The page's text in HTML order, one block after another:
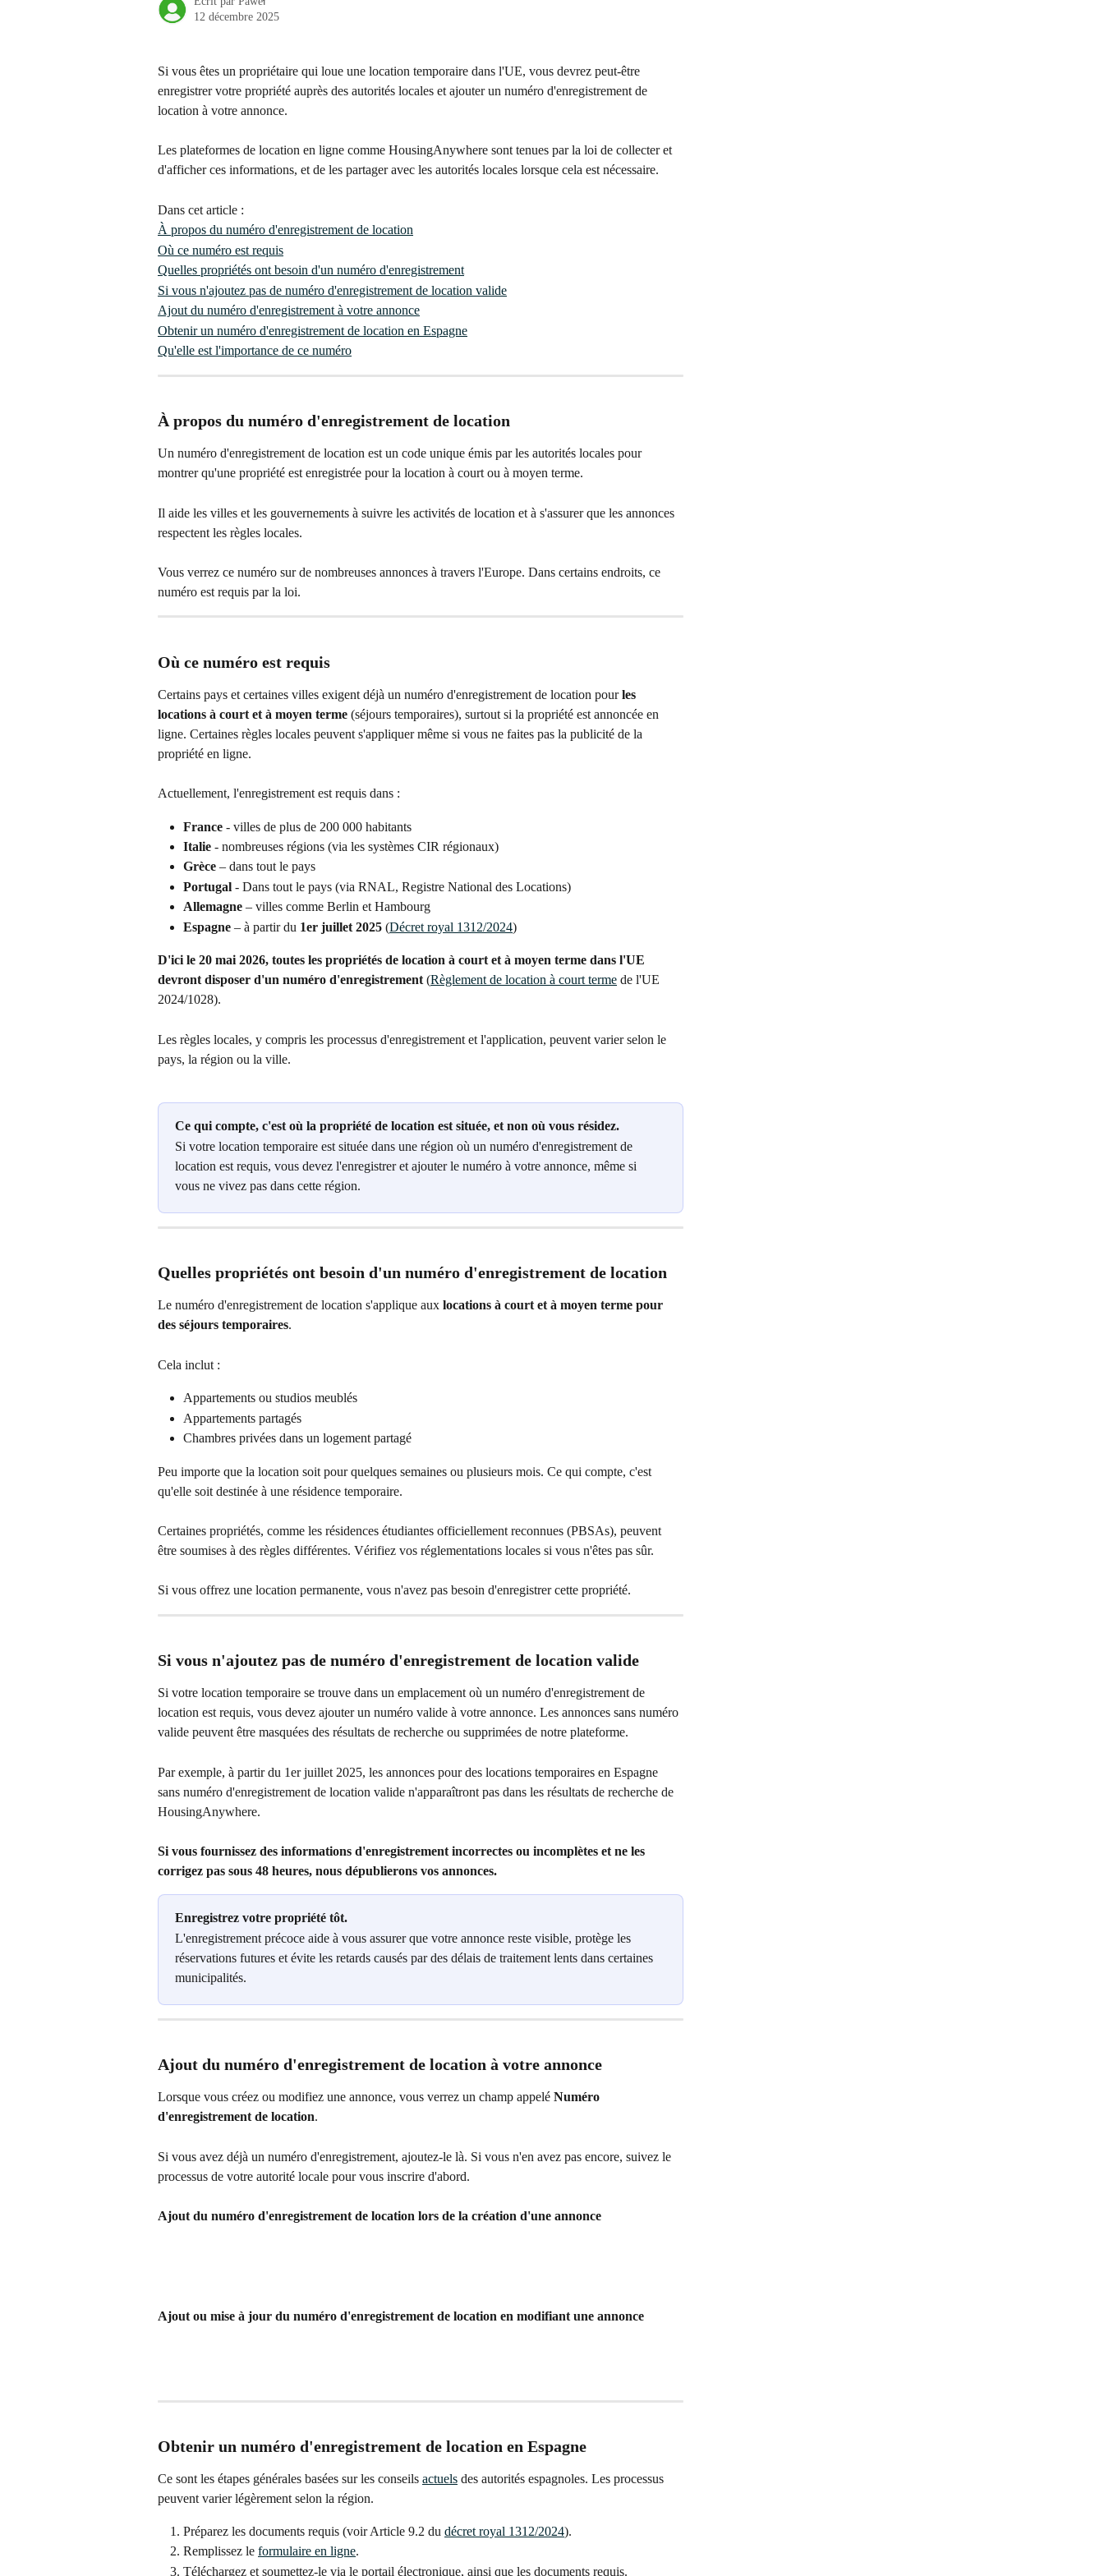
12 décembre 2025
Si vous êtes un propriétaire qui loue une location temporaire dans l'UE, vous devrez peut-être
enregistrer votre propriété auprès des autorités locales et ajouter un numéro d'enregistrement de
location à votre annonce.
Les plateformes de location en ligne comme HousingAnywhere sont tenues par la loi de collecter et
d'afficher ces informations, et de les partager avec les autorités locales lorsque cela est nécessaire.
Dans cet article :
À propos du numéro d'enregistrement de location
Où ce numéro est requis
Quelles propriétés ont besoin d'un numéro d'enregistrement
Si vous n'ajoutez pas de numéro d'enregistrement de location valide
Ajout du numéro d'enregistrement à votre annonce
Obtenir un numéro d'enregistrement de location en Espagne
Qu'elle est l'importance de ce numéro
À propos du numéro d'enregistrement de location
Un numéro d'enregistrement de location est un code unique émis par les autorités locales pour
montrer qu'une propriété est enregistrée pour la location à court ou à moyen terme.
Il aide les villes et les gouvernements à suivre les activités de location et à s'assurer que les annonces
respectent les règles locales.
Vous verrez ce numéro sur de nombreuses annonces à travers l'Europe. Dans certains endroits, ce
numéro est requis par la loi.
Où ce numéro est requis
Certains pays et certaines villes exigent déjà un numéro d'enregistrement de location pour les
locations à court et à moyen terme (séjours temporaires), surtout si la propriété est annoncée en
ligne. Certaines règles locales peuvent s'appliquer même si vous ne faites pas la publicité de la
propriété en ligne.
Actuellement, l'enregistrement est requis dans :
France - villes de plus de 200 000 habitants
Italie - nombreuses régions (via les systèmes CIR régionaux)
Grèce – dans tout le pays
Portugal - Dans tout le pays (via RNAL, Registre National des Locations)
Allemagne – villes comme Berlin et Hambourg
Espagne – à partir du 1er juillet 2025 (Décret royal 1312/2024)
D'ici le 20 mai 2026, toutes les propriétés de location à court et à moyen terme dans l'UE
devront disposer d'un numéro d'enregistrement (Règlement de location à court terme de l'UE
2024/1028).
Les règles locales, y compris les processus d'enregistrement et l'application, peuvent varier selon le
pays, la région ou la ville.
Ce qui compte, c'est où la propriété de location est située, et non où vous résidez.
Si votre location temporaire est située dans une région où un numéro d'enregistrement de
location est requis, vous devez l'enregistrer et ajouter le numéro à votre annonce, même si
vous ne vivez pas dans cette région.
Quelles propriétés ont besoin d'un numéro d'enregistrement de location
Le numéro d'enregistrement de location s'applique aux locations à court et à moyen terme pour
des séjours temporaires.
Cela inclut :
Appartements ou studios meublés
Appartements partagés
Chambres privées dans un logement partagé
Peu importe que la location soit pour quelques semaines ou plusieurs mois. Ce qui compte, c'est
qu'elle soit destinée à une résidence temporaire.
Certaines propriétés, comme les résidences étudiantes officiellement reconnues (PBSAs), peuvent
être soumises à des règles différentes. Vérifiez vos réglementations locales si vous n'êtes pas sûr.
Si vous offrez une location permanente, vous n'avez pas besoin d'enregistrer cette propriété.
Si vous n'ajoutez pas de numéro d'enregistrement de location valide
Si votre location temporaire se trouve dans un emplacement où un numéro d'enregistrement de
location est requis, vous devez ajouter un numéro valide à votre annonce. Les annonces sans numéro
valide peuvent être masquées des résultats de recherche ou supprimées de notre plateforme.
Par exemple, à partir du 1er juillet 2025, les annonces pour des locations temporaires en Espagne
sans numéro d'enregistrement de location valide n'apparaîtront pas dans les résultats de recherche de
HousingAnywhere.
Si vous fournissez des informations d'enregistrement incorrectes ou incomplètes et ne les
corrigez pas sous 48 heures, nous dépublierons vos annonces.
Enregistrez votre propriété tôt.
L'enregistrement précoce aide à vous assurer que votre annonce reste visible, protège les
réservations futures et évite les retards causés par des délais de traitement lents dans certaines
municipalités.
Ajout du numéro d'enregistrement de location à votre annonce
Lorsque vous créez ou modifiez une annonce, vous verrez un champ appelé Numéro
d'enregistrement de location.
Si vous avez déjà un numéro d'enregistrement, ajoutez-le là. Si vous n'en avez pas encore, suivez le
processus de votre autorité locale pour vous inscrire d'abord.
Ajout du numéro d'enregistrement de location lors de la création d'une annonce
Ajout ou mise à jour du numéro d'enregistrement de location en modifiant une annonce
Obtenir un numéro d'enregistrement de location en Espagne
Ce sont les étapes générales basées sur les conseils actuels des autorités espagnoles. Les processus
peuvent varier légèrement selon la région.
Préparez les documents requis (voir Article 9.2 du décret royal 1312/2024).
Remplissez le formulaire en ligne.
Téléchargez et soumettez-le via le portail électronique, ainsi que les documents requis.